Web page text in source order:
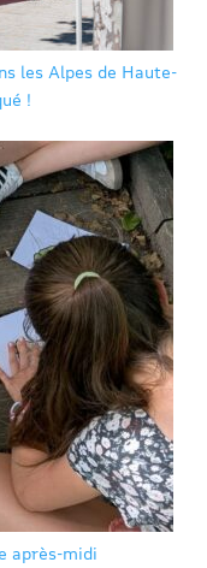
les Alpes de Haute-
!
après-midi